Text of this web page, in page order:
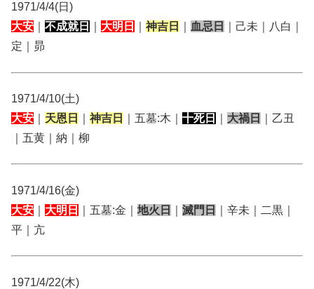
1971/4/4(日)
大安
不成就日 大明日 神吉日 血忌日
｜己未｜八白｜
定｜昴
1971/4/10(土)
大安
天恩日 神吉日 ｜五墓:木｜ 十死日 大禍日
｜乙丑
｜五黄｜納｜柳
1971/4/16(金)
大安
大明日 ｜五墓:金｜ 地火日 滅門日
｜辛未｜二黒｜
平｜亢
1971/4/22(木)